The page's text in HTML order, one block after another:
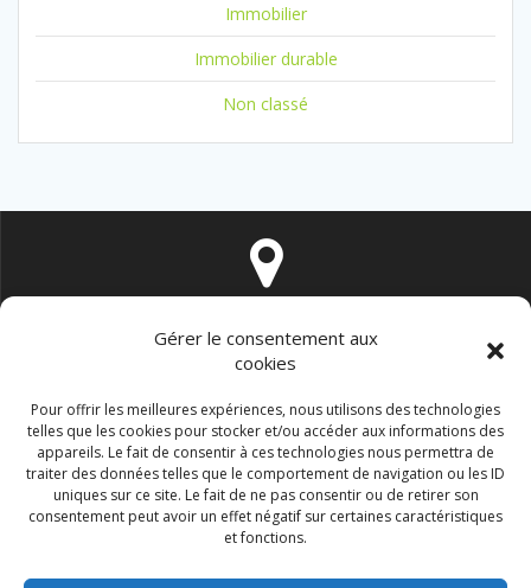
Gérer le consentement aux
cookies
Pour offrir les meilleures expériences, nous utilisons des technologies
telles que les cookies pour stocker et/ou accéder aux informations des
appareils. Le fait de consentir à ces technologies nous permettra de
traiter des données telles que le comportement de navigation ou les ID
uniques sur ce site. Le fait de ne pas consentir ou de retirer son
consentement peut avoir un effet négatif sur certaines caractéristiques
et fonctions.
Immobilier
Immobilier durable
Non classé
16 rue de Vintimille 75009 PARIS
contact@immo-durable.fr